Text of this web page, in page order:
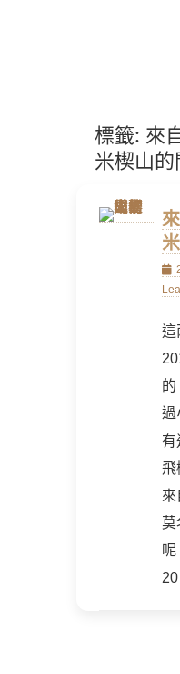
標籤: 來
米楔山的
on
這
的
過
有
飛
來
莫
呢
20